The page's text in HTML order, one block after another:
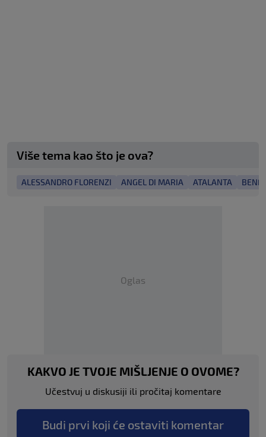
Više tema kao što je ova?
ALESSANDRO FLORENZI ANGEL DI MARIA ATALANTA
Oglas
KAKVO JE TVOJE MIŠLJENJE O OVOME?
Učestvuj u diskusiji ili pročitaj komentare
Budi prvi koji će ostaviti komentar